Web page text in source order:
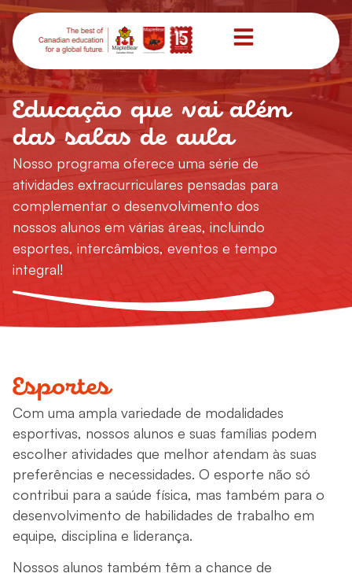
Educação que vai além
das salas de aula
Nosso programa oferece uma série de
atividades extracurriculares pensadas para
complementar o desenvolvimento dos
nossos alunos em várias áreas, incluindo
esportes, intercâmbios, eventos e tempo
integral!
Esportes
Com uma ampla variedade de modalidades
esportivas, nossos alunos e suas famílias podem
escolher atividades que melhor atendam às suas
preferências e necessidades. O esporte não só
contribui para a saúde física, mas também para o
desenvolvimento de habilidades de trabalho em
equipe, disciplina e liderança.
Nossos alunos também têm a chance de